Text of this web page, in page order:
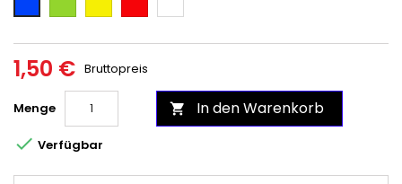
1,50 € Bruttopreis
Menge  In den Warenkorb
 Verfügbar